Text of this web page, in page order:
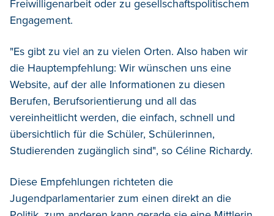
Freiwilligenarbeit oder zu gesellschaftspolitischem
Engagement.
"Es gibt zu viel an zu vielen Orten. Also haben wir
die Hauptempfehlung: Wir wünschen uns eine
Website, auf der alle Informationen zu diesen
Berufen, Berufsorientierung und all das
vereinheitlicht werden, die einfach, schnell und
übersichtlich für die Schüler, Schülerinnen,
Studierenden zugänglich sind", so Céline Richardy.
Diese Empfehlungen richteten die
Jugendparlamentarier zum einen direkt an die